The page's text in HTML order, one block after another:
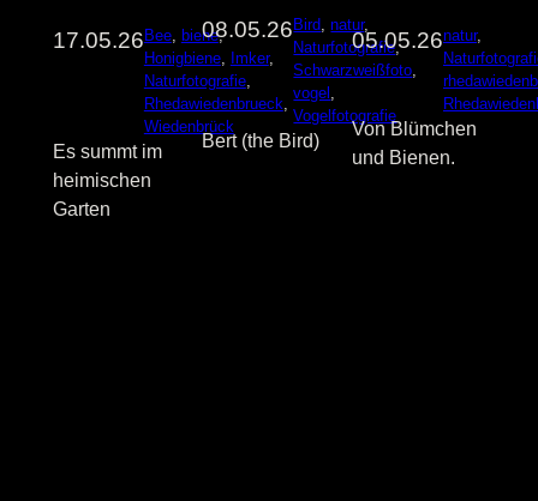
17.05.26Bee, biene ,
Honigbiene, Imker
Naturfotografie
Rhedawiedenbrueck
Wiedenbrück
Es summt im
heimischen
Garten
08.05.26Bird , natur
Naturfotografie ,
Schwarzweißfoto
vogel
Vogelfotografie
Bert (the Bird)
05.05.26natur
Von Blümchen
und Bienen.